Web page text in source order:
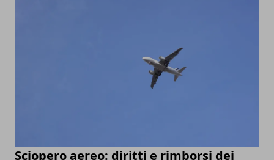
Sciopero aereo: diritti e rimborsi dei